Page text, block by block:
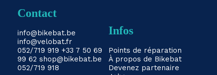
Contact
info@bikebat.be
info@velobat.fr
052/719 919 +33 7 50 69
99 62 shop@bikebat.be
052/719 918
Infos
Points de réparation
À propos de Bikebat
Devenez partenaire